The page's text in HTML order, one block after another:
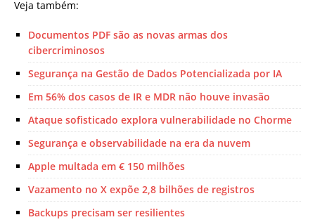
Veja também:
Documentos PDF são as novas armas dos
cibercriminosos
Segurança na Gestão de Dados Potencializada por IA
Em 56% dos casos de IR e MDR não houve invasão
Ataque sofisticado explora vulnerabilidade no Chorme
Segurança e observabilidade na era da nuvem
Apple multada em € 150 milhões
Vazamento no X expõe 2,8 bilhões de registros
Backups precisam ser resilientes